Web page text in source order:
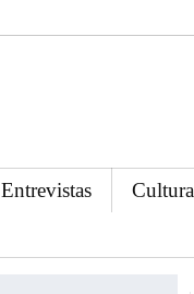
Entrevistas Cultura